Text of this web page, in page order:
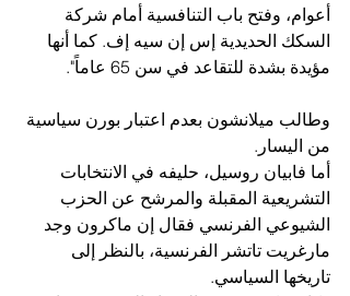
أعوام، وفتح باب التنافسية أمام شركة
السكك الحديدية إس إن سيه إف. كما أنها
مؤيدة بشدة للتقاعد في سن 65 عاماً".
وطالب ميلانشون بعدم اعتبار بورن سياسية
من اليسار.
أما فابيان روسيل، حليفه في الانتخابات
التشريعية المقبلة والمرشح عن الحزب
الشيوعي الفرنسي فقال إن ماكرون وجد
مارغريت تاتشر الفرنسية، بالنظر إلى
تاريخها السياسي.